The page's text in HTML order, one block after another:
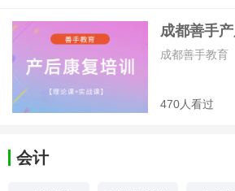
成都善手
470人看过
成都善手教育
会计